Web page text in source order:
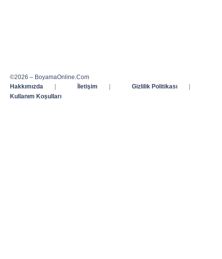
©2026 – BoyamaOnline.Com
Hakkımızda
| İletişim | Gizlilik Politikası
|
Kullanım Koşulları